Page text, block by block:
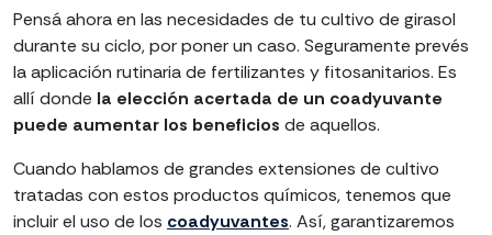
Pensá ahora en las necesidades de tu cultivo de girasol
durante su ciclo, por poner un caso. Seguramente prevés
la aplicación rutinaria de fertilizantes y fitosanitarios. Es
allí donde la elección acertada de un coadyuvante
puede aumentar los beneficios de aquellos.
Cuando hablamos de grandes extensiones de cultivo
tratadas con estos productos químicos, tenemos que
incluir el uso de los coadyuvantes. Así, garantizaremos